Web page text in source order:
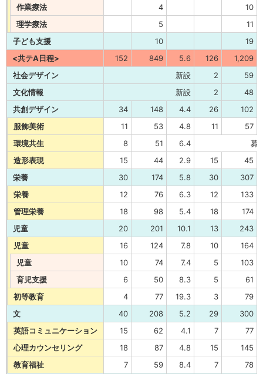
作業療法 4
10
理学療法
5
11
子ども支援
10
19
<共テA日程>
152 849 5.6 126
1,209
社会デザイン
新設 2
59
文化情報
新設 2
48
共創デザイン
34 148 4.4 26
102
服飾美術
11 53 4.8 11
57
環境共生
8 51 6.4
募
造形表現
15 44 2.9 15
45
栄養
30 174 5.8 30
307
栄養
12 76 6.3 12
133
管理栄養
18 98 5.4 18
174
児童
20 201 10.1 13
243
児童
16 124 7.8 10
164
児童
10 74 7.4 5
103
育児支援
6 50 8.3 5
61
初等教育
4 77 19.3 3
79
文
40 208 5.2 29
300
英語コミュニケーション
15 62 4.1 7
77
心理カウンセリング
18 87 4.8 15
145
教育福祉
7 59 8.4 7
78